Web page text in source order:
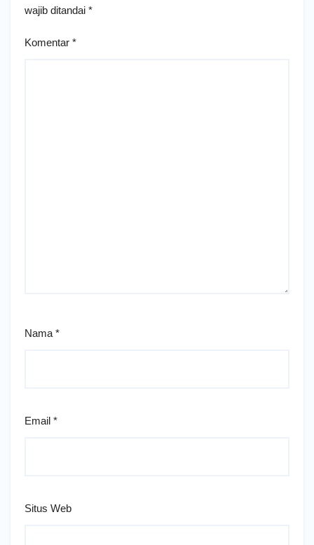
wajib ditandai *
Komentar *
Nama *
Email *
Situs Web